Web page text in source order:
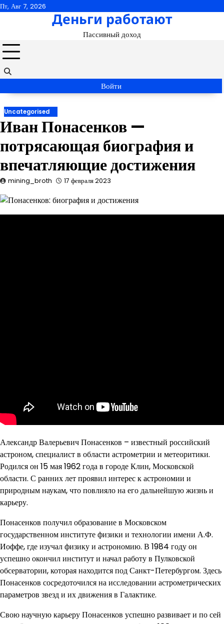
Перейти
Пт, Авг 7, 2026
Деньги работают
Пассивный доход
Войти
Uncategorised
Иван Понасенков —
потрясающая биография и
впечатляющие достижения
mining_broth 17 февраля 2023
Александр Валерьевич Понасенков – известный российский
астроном, специалист в области астрометрии и метеоритики.
Родился он 15 мая 1962 года в городе Клин, Московской
области. С ранних лет проявил интерес к астрономии и
природным наукам, что повлияло на его дальнейшую жизнь и
карьеру.
Понасенков получил образование в Московском
государственном институте физики и технологии имени А.Ф.
Иоффе, где изучал физику и астрономию. В 1984 году он
успешно окончил институт и начал работу в Пулковской
обсерватории, которая находится под Санкт-Петербургом. Здесь
Понасенков сосредоточился на исследовании астрометрических
параметров звезд и их движения в Галактике.
Свою научную карьеру Понасенков успешно развивает и по сей